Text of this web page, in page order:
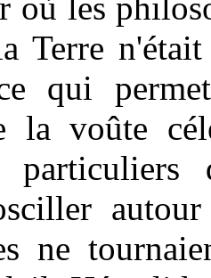
Terre
qui
la voûte
ne